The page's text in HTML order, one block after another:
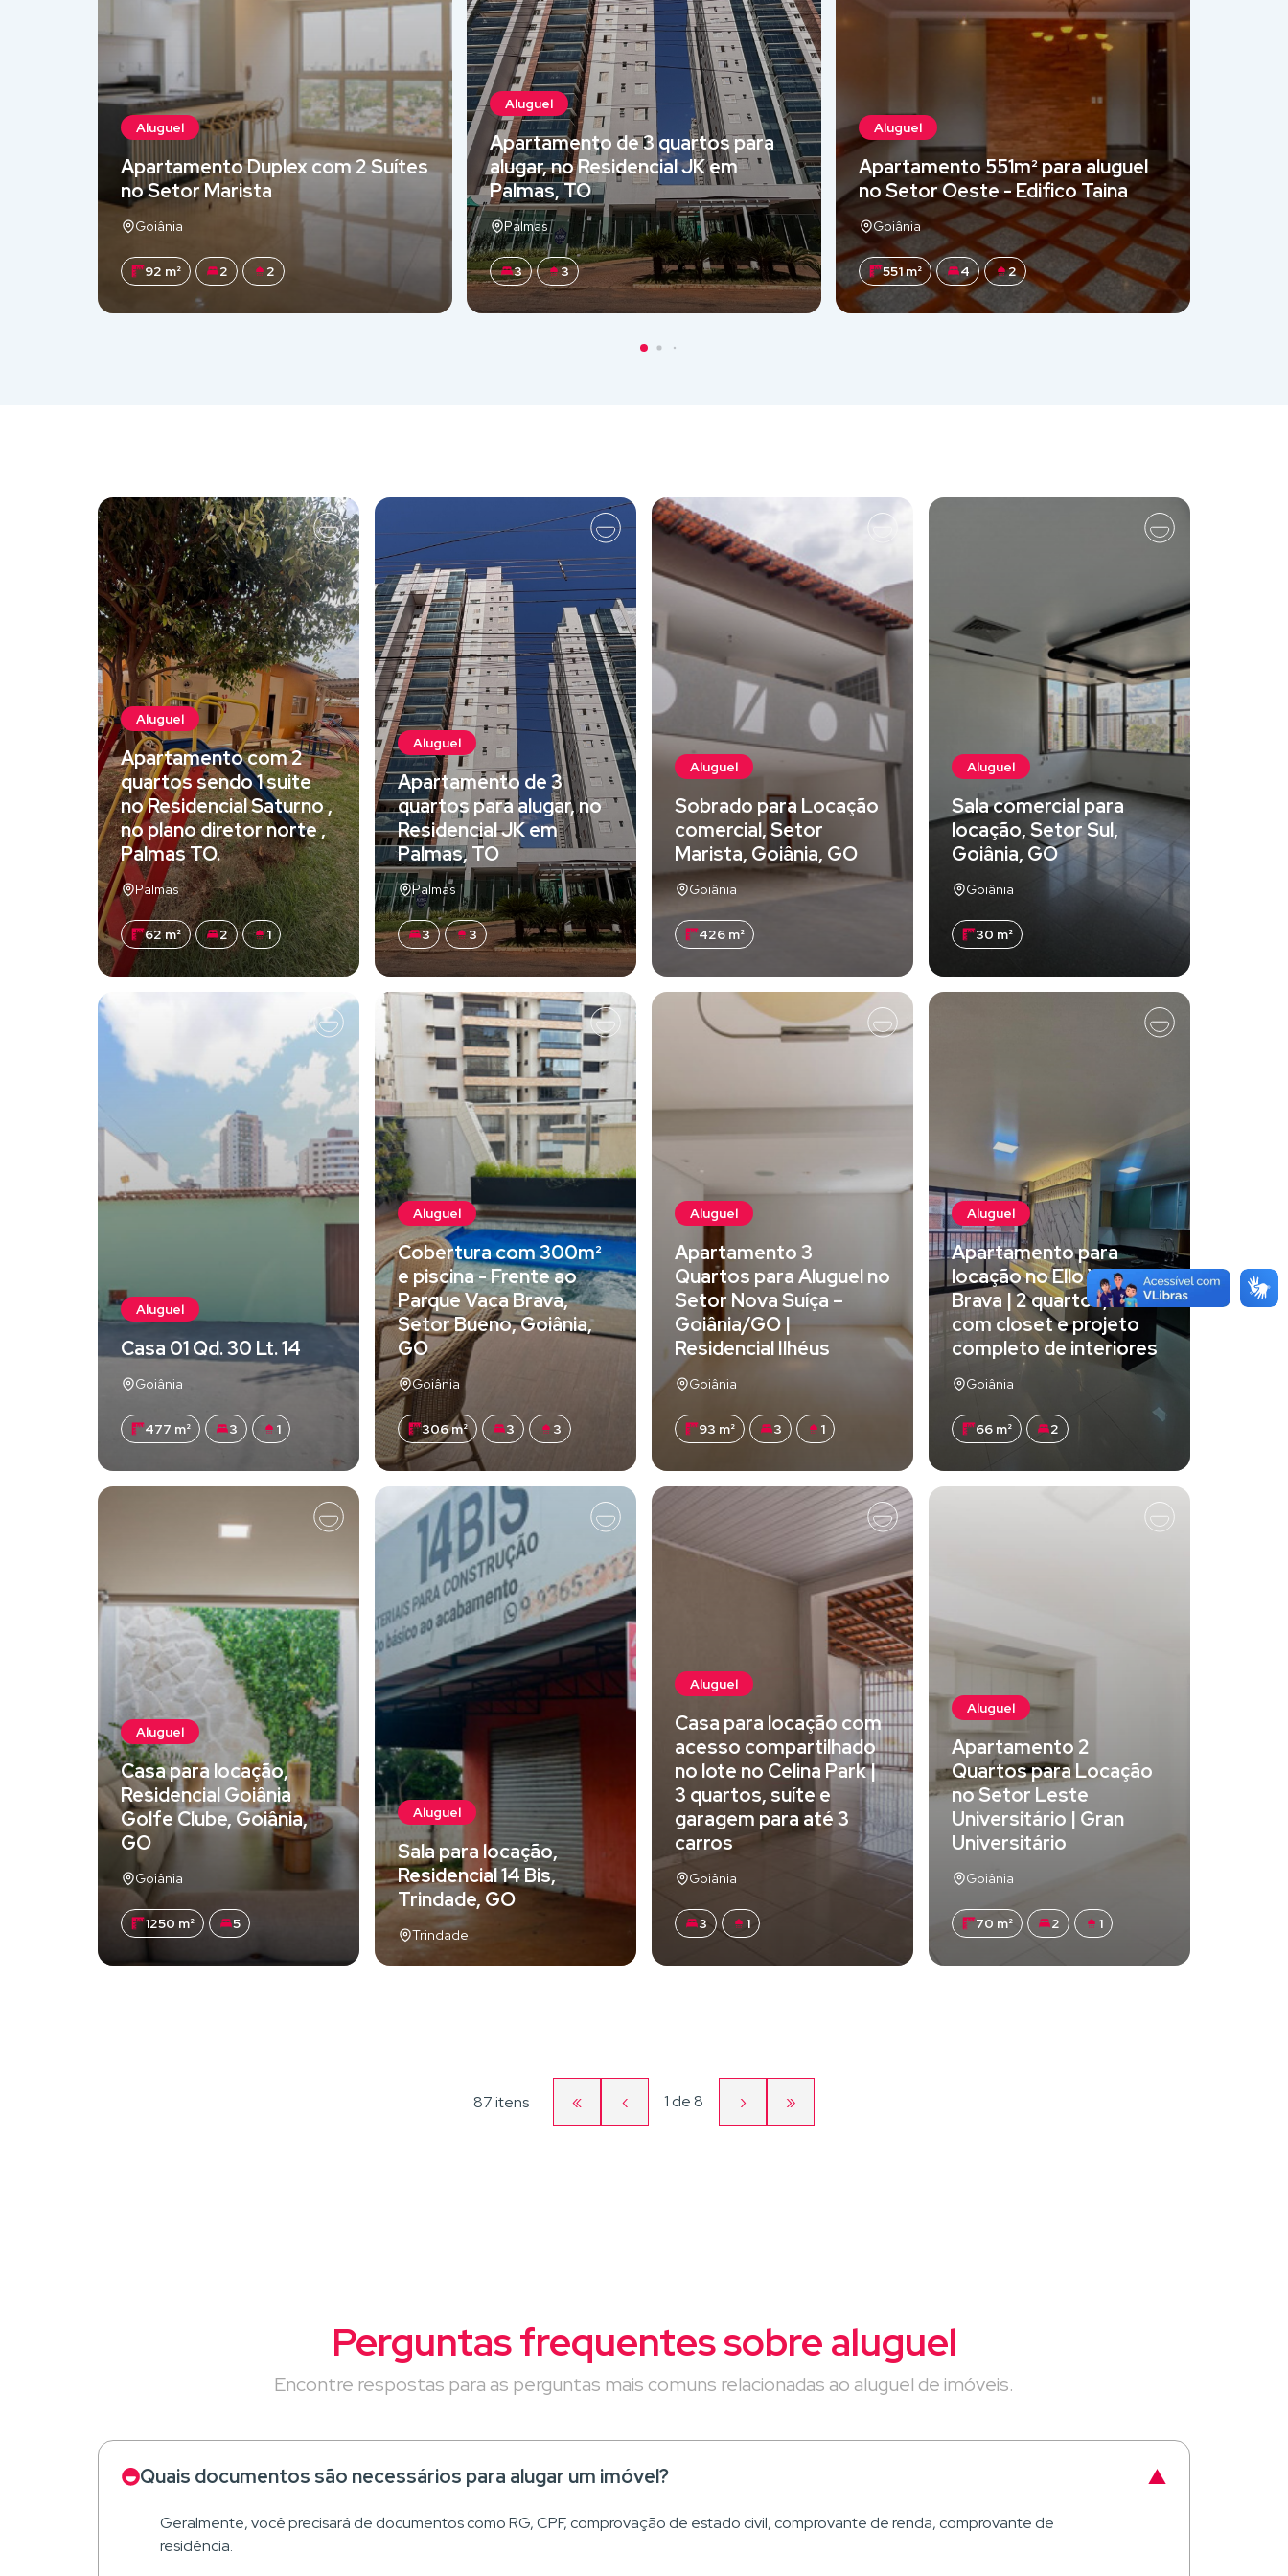
Aluguel
Apartamento Duplex com 2 Suítes
no Setor Marista
Goiânia
92 m² 2 2
Aluguel
Apartamento de 3 quartos para
alugar, no Residencial JK em
Palmas, TO
Palmas
3 3
Aluguel
Apartamento 551m² para aluguel
no Setor Oeste - Edifico Taina
Goiânia
551 m² 4 2
Aluguel
Apartamento com 2
quartos sendo 1 suite
no Residencial Saturno ,
no plano diretor norte ,
Palmas TO.
Palmas
62 m² 2 1
Aluguel
Apartamento de 3
quartos para alugar, no
Residencial JK em
Palmas, TO
Palmas
3 3
Aluguel
Sobrado para Locação
comercial, Setor
Marista, Goiânia, GO
Goiânia
426 m²
Aluguel
Sala comercial para
locação, Setor Sul,
Goiânia, GO
Goiânia
30 m²
Aluguel
Casa 01 Qd. 30 Lt. 14
Goiânia
477 m² 3 1
Aluguel
Cobertura com 300m²
e piscina - Frente ao
Parque Vaca Brava,
Setor Bueno, Goiânia,
GO
Goiânia
306 m² 3 3
Aluguel
Apartamento 3
Quartos para Aluguel no
Setor Nova Suíça –
Goiânia/GO |
Residencial Ilhéus
Goiânia
93 m² 3 1
Aluguel
Apartamento para
locação no Ello Vaca
Brava | 2 quartos, suíte
com closet e projeto
completo de interiores
Goiânia
66 m² 2
Aluguel
Casa para locação,
Residencial Goiânia
Golfe Clube, Goiânia,
GO
Goiânia
1250 m² 5
Aluguel
Sala para locação,
Residencial 14 Bis,
Trindade, GO
Trindade
Aluguel
Casa para locação com
acesso compartilhado
no lote no Celina Park |
3 quartos, suíte e
garagem para até 3
carros
Goiânia
3 1
Aluguel
Apartamento 2
Quartos para Locação
no Setor Leste
Universitário | Gran
Universitário
Goiânia
70 m² 2 1
87 itens
Primeira
«
Página
‹ Página
1 de8
Próxima
›
Última
»
Perguntas frequentes sobre aluguel
Encontre respostas para as perguntas mais comuns relacionadas ao aluguel de imóveis.
Quais documentos são necessários para alugar um imóvel?
Geralmente, você precisará de documentos como RG, CPF, comprovação de estado civil, comprovante de renda, comprovante de
residência.